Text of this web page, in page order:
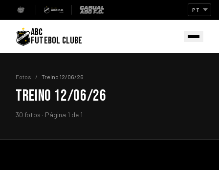
ABC
FUTEBOL CLUBE
Fotos / Treino 12/06/26
TREINO 12/06/26
30 fotos · Página 1 de 1